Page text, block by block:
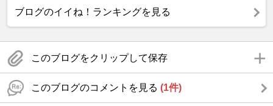
ブログのイイね！ランキングを見る
このブログをクリップして保存
このブログのコメントを見る (1件)